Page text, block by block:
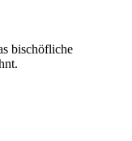
bischöfliche